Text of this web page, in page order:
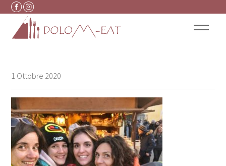
Vai al contenuto
1 Ottobre 2020